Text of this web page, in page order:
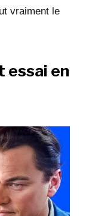
vraiment le
essai en